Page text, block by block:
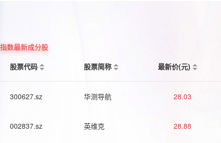
指数最新成分股
股票代码
股票简称 最新价(元)
300627.sz 华测导航 28.03
002837.sz 英维克 28.88